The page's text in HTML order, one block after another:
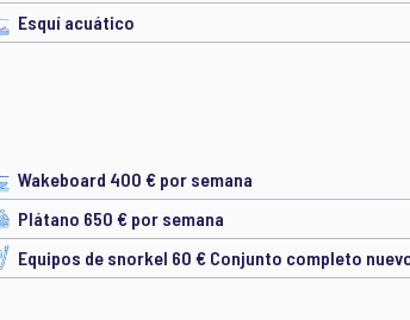
Esquí acuático
Wakeboard 400 € por semana
Plátano 650 € por semana
Equipos de snorkel 60 € Conjunto completo